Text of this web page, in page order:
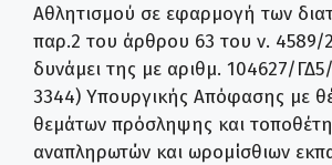
Αθλητισμού σε εφαρμογή των
παρ.2 του άρθρου 63 του ν. 4589/
δυνάμει της με αριθμ. 104627/
3344) Υπουργικής Απόφασης με
θεμάτων πρόσληψης και
αναπληρωτών και ωρομίσθιων